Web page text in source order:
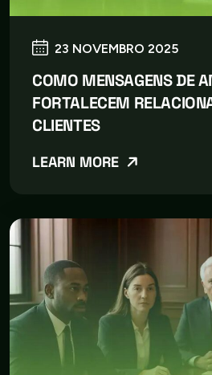
23 NOVEMBRO 2025
COMO MENSAGENS DE
FORTALECEM
CLIENTES
LEARN MORE